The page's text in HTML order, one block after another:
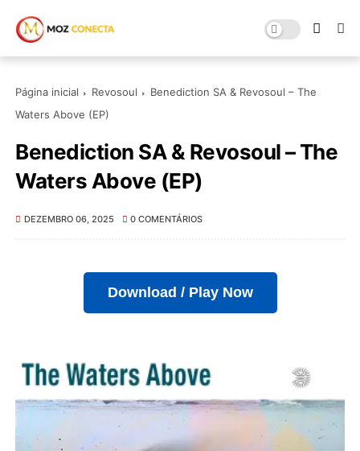
Página inicial Revosoul
Benediction SA & Revosoul – The
Waters Above (EP)
Benediction SA & Revosoul – The
Waters Above (EP)
DEZEMBRO 06, 2025 0 COMENTÁRIOS
Download / Play Now